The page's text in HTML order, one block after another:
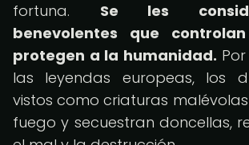
fortuna. Se les
benevolentes que
protegen a la humanidad.
las leyendas europeas, los
vistos como criaturas
fuego y secuestran doncellas,